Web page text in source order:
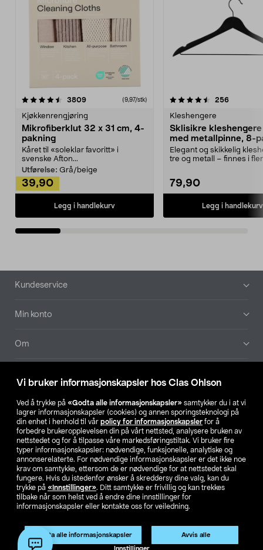
Vi bruker informasjonskapsler hos Clas Ohlson
Ved å trykke på «Godta alle informasjonskapsler» samtykker du i at vi
lagrer informasjonskapsler (cookies) og annen sporingsteknologi på
din enhet i henhold til vår policy for informasjonskapsler for å
forbedre brukeropplevelsen din på vårt nettsted, analysere bruken av
nettstedet og for å tilpasse våre markedsføringstiltak. Vi bruker fire
typer informasjonskapsler: nødvendige, funksjonelle, analytiske og
annonserelaterte. For nødvendige informasjonskapsler er det ikke noe
krav om samtykke, ettersom de er nødvendige for at nettstedet skal
fungere. Hvis du istedenfor ønsker å skreddersy dine valg, kan du
trykke på «Innstillinger». Ditt samtykke er frivillig og kan trekkes
tilbake når som helst ved å endre dine innstillinger for
informasjonskapsler eller kontakte oss for veiledning.
Godta alle informasjonskapsler Avvis alle
Innstillinger
3809anmeldelser(9,97/stk)
Kjøkkenrengjøring
Mikrofiberklut 32 x 31 cm, 4-
pakning
Kåret til «soleklar favoritt» i
svenske Afton...
Utførelse: Grå/beige
39,90
Legg i handlekurv
4.5av 5 stjerner 256
Kleshengere
Sklisikre
med metallpinne, 8-
Elegant og skikkelig
tre og metall – finnes i
79,90
Legg i handlekurv
4.5av 5 stjerner
Bunntekst
Kundeservice
Min konto
Om
Våre selskaper
Finn din butikk
SE NO FI
Privacy statement Medlemsvilkår Kjøpsvilkår
For bedrifter